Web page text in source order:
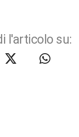
l'articolo su: